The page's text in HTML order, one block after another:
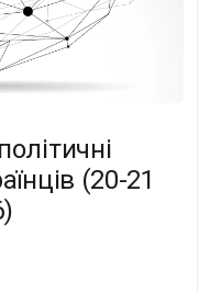
(20-21